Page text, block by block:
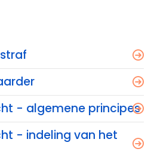
- algemene principes
- indeling van het